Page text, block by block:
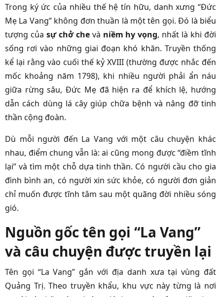
Trong ký ức của nhiều thế hệ tín hữu, danh xưng “Đức
Mẹ La Vang” không đơn thuần là một tên gọi. Đó là biểu
tượng của sự chở chevà niềm hy vọng, nhất là khi đời
sống rơi vào những giai đoạn khó khăn. Truyền thống
kể lại rằng vào cuối thế kỷ XVIII (thường được nhắc đến
mốc khoảng năm 1798), khi nhiều người phải ẩn náu
giữa rừng sâu, Đức Mẹ đã hiện ra để khích lệ, hướng
dẫn cách dùng lá cây giúp chữa bệnh và nâng đỡ tinh
thần cộng đoàn.
Dù mỗi người đến La Vang với một câu chuyện khác
nhau, điểm chung vẫn là: ai cũng mong được “điềm tĩnh
lại” và tìm một chỗ dựa tinh thần. Có người cầu cho gia
đình bình an, có người xin sức khỏe, có người đơn giản
chỉ muốn được tĩnh tâm sau một quãng đời nhiều sóng
gió.
Nguồn gốc tên gọi “La Vang”
và câu chuyện được truyền lại
Tên gọi “La Vang” gắn với địa danh xưa tại vùng đất
Quảng Trị. Theo truyền khẩu, khu vực này từng là nơi